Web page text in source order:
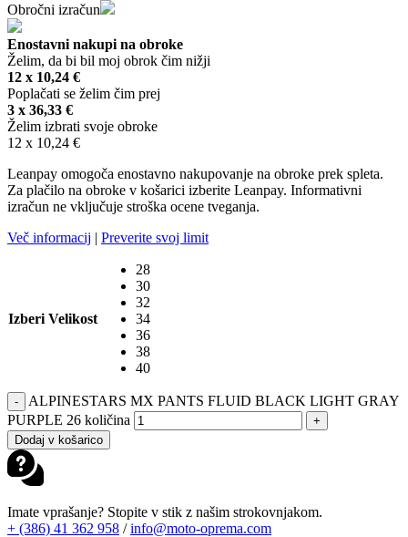
Obročni izračun
Enostavni nakupi na obroke
Želim, da bi bil moj obrok čim nižji
12 x 10,24 €
Poplačati se želim čim prej
3 x 36,33 €
Želim izbrati svoje obroke
12 x 10,24 €
Leanpay omogoča enostavno nakupovanje na obroke prek spleta.
Za plačilo na obroke v košarici izberite Leanpay. Informativni
izračun ne vključuje stroška ocene tveganja.
Več informacij | Preverite svoj limit
Izberi Velikost
28
30
32
34
36
38
40
-
ALPINESTARS MX PANTS FLUID BLACK LIGHT GRAY
PURPLE 26 količina
+
Dodaj v košarico
Imate vprašanje? Stopite v stik z našim strokovnjakom.
+ (386) 41 362 958 /info@moto-oprema.com